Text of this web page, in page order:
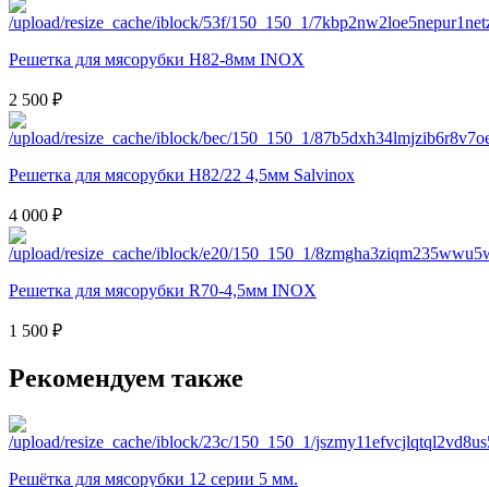
Решетка для мясорубки H82-8мм INOX
2 500 ₽
Решетка для мясорубки H82/22 4,5мм Salvinox
4 000 ₽
Решетка для мясорубки R70-4,5мм INOX
1 500 ₽
Рекомендуем также
Решётка для мясорубки 12 серии 5 мм.